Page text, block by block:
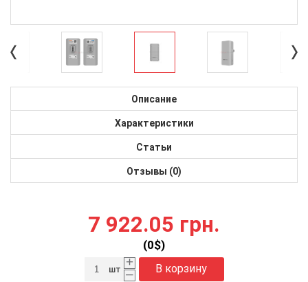
Описание
Характеристики
Статьи
Отзывы (0)
7 922.05 грн.
(0$)
+
–
В корзину
шт